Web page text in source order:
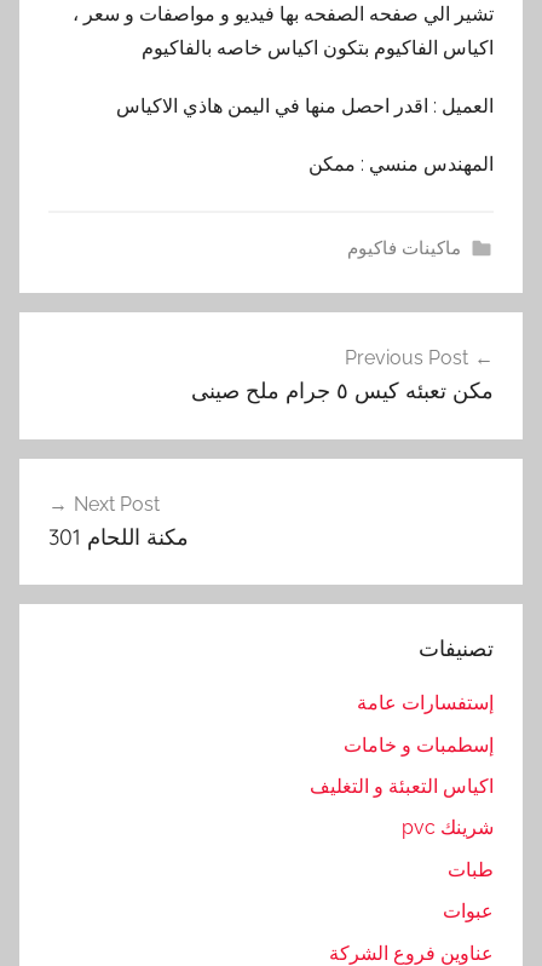
تشير الي صفحه الصفحه بها فيديو و مواصفات و سعر ،
اكياس الفاكيوم بتكون اكياس خاصه بالفاكيوم
العميل : اقدر احصل منها في اليمن هاذي الاكياس
المهندس منسي : ممكن
ماكينات فاكيوم
ا
ض
ا
س
,
ا
ل
ه
ء
,
المقالات
Previous Post
مكن تعبئه كيس ٥ جرام ملح صينى
Next Post
مكنة اللحام 301
تصنيفات
إستفسارات عامة
إسطمبات و خامات
اكياس التعبئة و التغليف
شرينك pvc
طبات
عبوات
عناوين فروع الشركة